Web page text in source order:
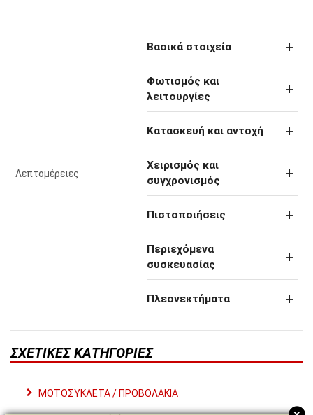
Λεπτομέρειες
Βασικά στοιχεία
Φωτισμός και
λειτουργίες
Κατασκευή και αντοχή
Χειρισμός και
συγχρονισμός
Πιστοποιήσεις
Περιεχόμενα
συσκευασίας
Πλεονεκτήματα
ΣΧΕΤΙΚΈΣ ΚΑΤΗΓΟΡΊΕΣ
ΜΟΤΟΣΥΚΛΕΤΑ / ΠΡΟΒΟΛΑΚΙΑ